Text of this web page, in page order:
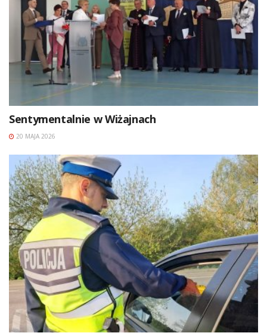
Sentymentalnie w Wiżajnach
20 MAJA 2026